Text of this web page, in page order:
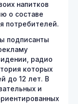
напитков
о составе
потребителей.
подписанты
радио
которых
до 12 лет. В
и